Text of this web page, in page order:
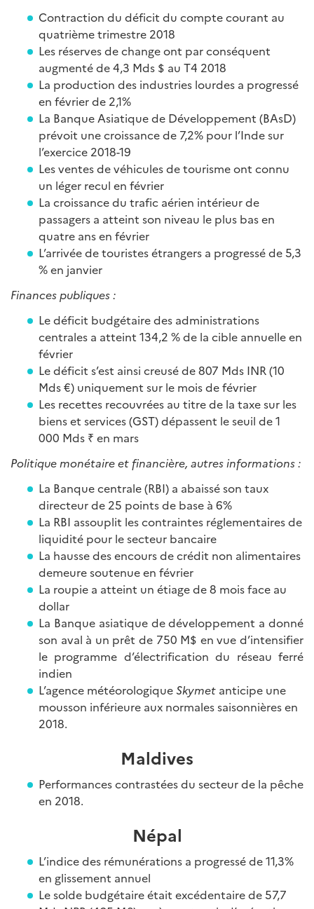
Contraction du déficit du compte courant au
quatrième trimestre 2018
Les réserves de change ont par conséquent
augmenté de 4,3 Mds $ au T4 2018
La production des industries lourdes a progressé
en février de 2,1%
La Banque Asiatique de Développement (BAsD)
prévoit une croissance de 7,2% pour l’Inde sur
l’exercice 2018-19
Les ventes de véhicules de tourisme ont connu
un léger recul en février
La croissance du trafic aérien intérieur de
passagers a atteint son niveau le plus bas en
quatre ans en février
L’arrivée de touristes étrangers a progressé de 5,3
% en janvier
Finances publiques :
Le déficit budgétaire des administrations
centrales a atteint 134,2 % de la cible annuelle en
février
Le déficit s’est ainsi creusé de 807 Mds INR (10
Mds €) uniquement sur le mois de février
Les recettes recouvrées au titre de la taxe sur les
biens et services (GST) dépassent le seuil de 1
000 Mds ₹ en mars
Politique monétaire et financière, autres informations :
La Banque centrale (RBI) a abaissé son taux
directeur de 25 points de base à 6%
La RBI assouplit les contraintes réglementaires de
liquidité pour le secteur bancaire
La hausse des encours de crédit non alimentaires
demeure soutenue en février
La roupie a atteint un étiage de 8 mois face au
dollar
La Banque asiatique de développement a donné
son aval à un prêt de 750 M$ en vue d’intensifier
le programme d’électrification du réseau ferré
indien
L’agence météorologiqueSkymet anticipe une
mousson inférieure aux normales saisonnières en
2018.
Maldives
Performances contrastées du secteur de la pêche
en 2018.
Népal
L’indice des rémunérations a progressé de 11,3%
en glissement annuel
Le solde budgétaire était excédentaire de 57,7